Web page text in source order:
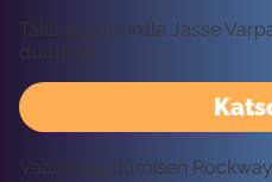
Tällä oppitunnilla Jasse
duurissa.
Vaatii kirjautumisen